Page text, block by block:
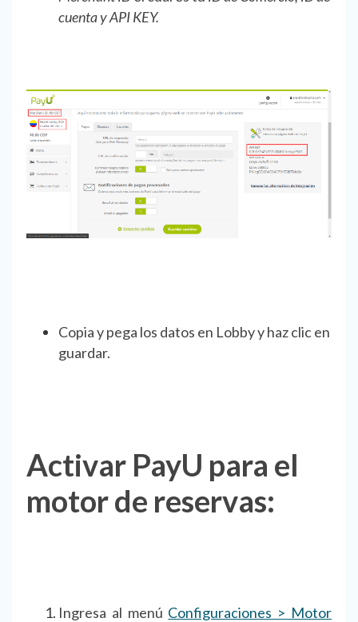
cuenta y API KEY.
Copia y pega los datos en Lobby y haz clic en
guardar.
Activar PayU para el
motor de reservas:
Ingresa al menú Configuraciones > Motor